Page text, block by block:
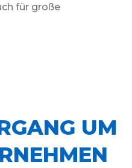
für große
UM